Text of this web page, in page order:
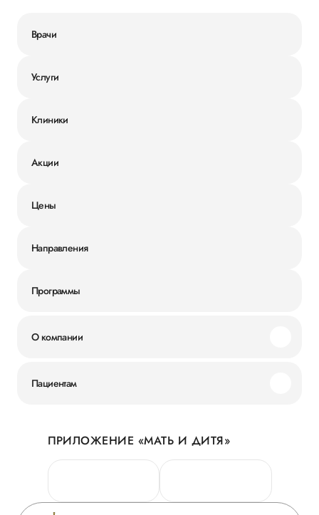
Врачи
Услуги
Клиники
Акции
Цены
Направления
Программы
О компании
Новости
Руководство
Сотрудничество
Пациентам
Личный кабинет
Персональные данные
Горячая линия качества
ПРИЛОЖЕНИЕ «МАТЬ И ДИТЯ»